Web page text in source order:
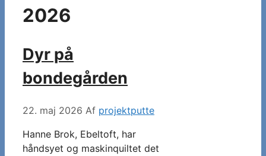
2026
Dyr på
bondegården
22. maj 2026 Af projektputte
Hanne Brok, Ebeltoft, har
håndsyet og maskinquiltet det